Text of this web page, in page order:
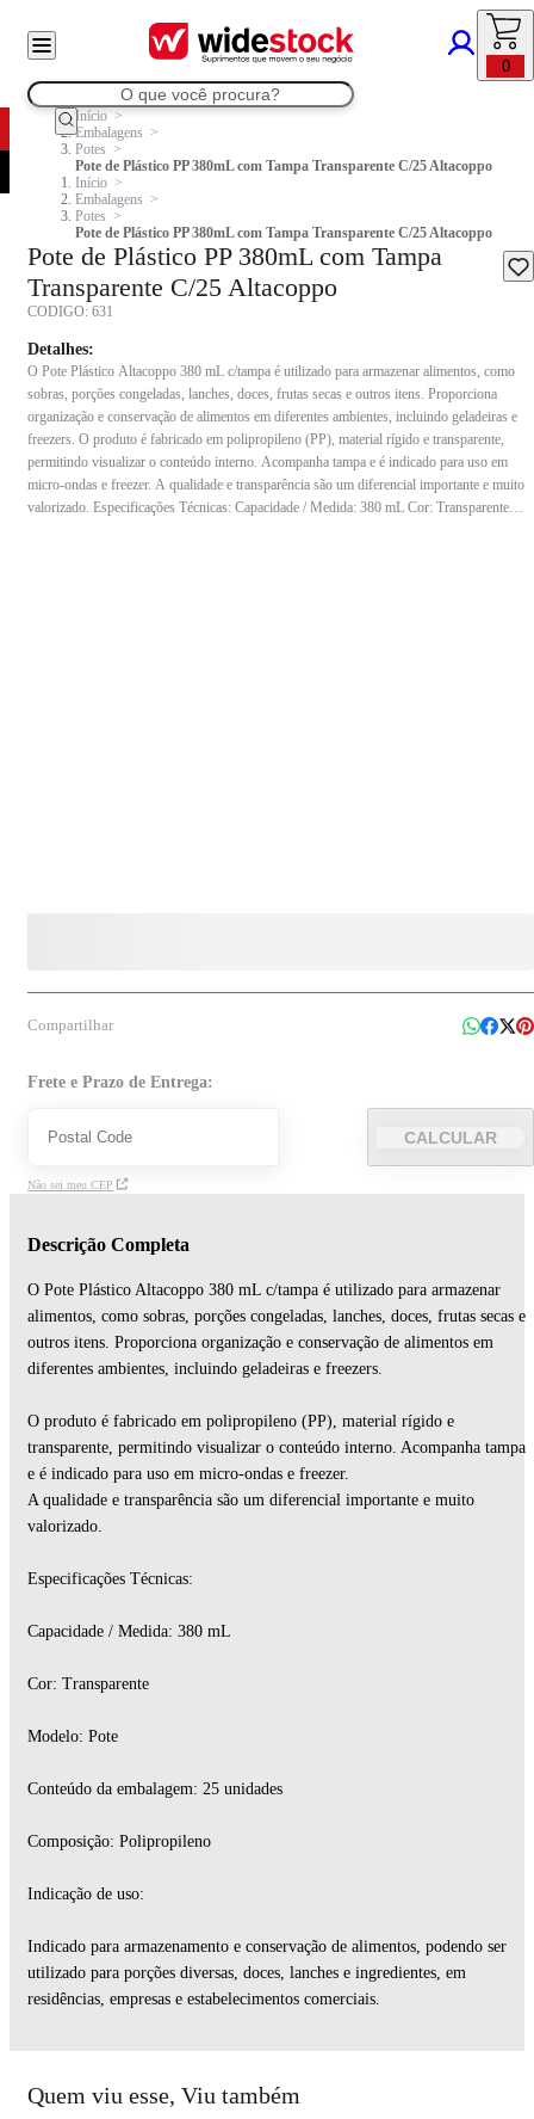
0
Início
Embalagens
Potes
Pote de Plástico PP 380mL com Tampa Transparente C/25 Altacoppo
Início
Embalagens
Potes
Pote de Plástico PP 380mL com Tampa Transparente C/25 Altacoppo
Pote de Plástico PP 380mL com Tampa
Transparente C/25 Altacoppo
CODIGO: 631
Detalhes:
O Pote Plástico Altacoppo 380 mL c/tampa é utilizado para armazenar alimentos, como
sobras, porções congeladas, lanches, doces, frutas secas e outros itens. Proporciona
organização e conservação de alimentos em diferentes ambientes, incluindo geladeiras e
freezers. O produto é fabricado em polipropileno (PP), material rígido e transparente,
permitindo visualizar o conteúdo interno. Acompanha tampa e é indicado para uso em
micro-ondas e freezer. A qualidade e transparência são um diferencial importante e muito
valorizado. Especificações Técnicas: Capacidade / Medida: 380 mL Cor: Transparente
Compartilhar
Frete e Prazo de Entrega:
CALCULAR
Não sei meu CEP
Descrição Completa
O Pote Plástico Altacoppo 380 mL c/tampa é utilizado para armazenar
alimentos, como sobras, porções congeladas, lanches, doces, frutas secas e
outros itens. Proporciona organização e conservação de alimentos em
diferentes ambientes, incluindo geladeiras e freezers.
O produto é fabricado em polipropileno (PP), material rígido e
transparente, permitindo visualizar o conteúdo interno. Acompanha tampa
e é indicado para uso em micro-ondas e freezer.
A qualidade e transparência são um diferencial importante e muito
valorizado.
Especificações Técnicas:
Capacidade / Medida: 380 mL
Cor: Transparente
Modelo: Pote
Conteúdo da embalagem: 25 unidades
Composição: Polipropileno
Indicação de uso:
Indicado para armazenamento e conservação de alimentos, podendo ser
utilizado para porções diversas, doces, lanches e ingredientes, em
residências, empresas e estabelecimentos comerciais.
Quem viu esse, Viu também